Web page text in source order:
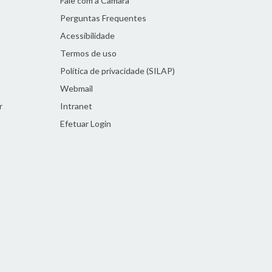
Perguntas Frequentes
Acessibilidade
Termos de uso
Política de privacidade (SILAP)
Webmail
Intranet
Efetuar Login